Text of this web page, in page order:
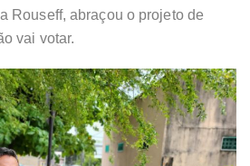
Rouseff, abraçou o projeto de
vai votar.